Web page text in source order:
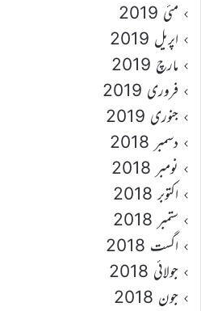
مئی 2019
اپریل 2019
مارچ 2019
فروری 2019
جنوری 2019
دسمبر 2018
نومبر 2018
اکتوبر 2018
ستمبر 2018
اگست 2018
جولائی 2018
جون 2018